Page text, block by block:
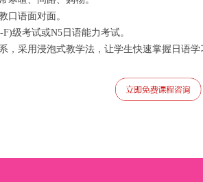
口语面对面。
级考试或N5日语能力考试。
，采用浸泡式教学法，让学生快速掌握日语